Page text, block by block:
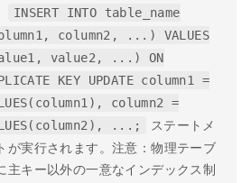
INSERT INTO table_name
column2, ...) VALUES
value2, ...) ON
KEY UPDATE column1 =
column2 =
...;
ステートメ
が実行されます。注意：物理テーブ
主キー以外の一意なインデックス制